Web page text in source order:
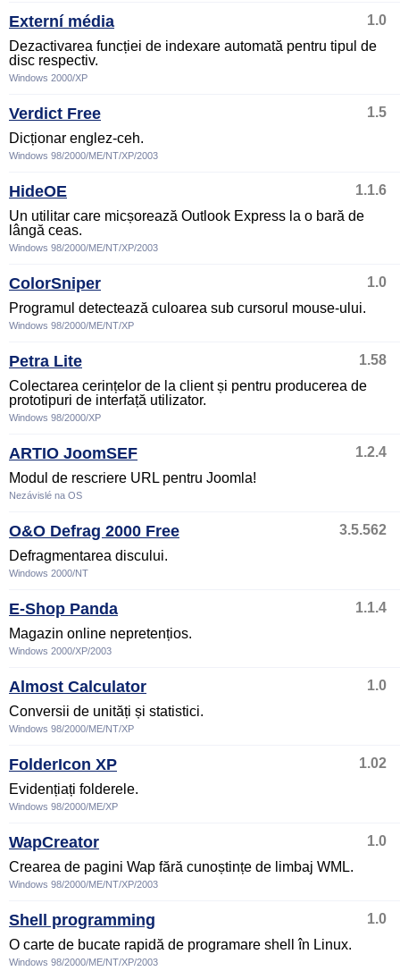
Externí média
1.0
Dezactivarea funcției de indexare automată pentru tipul de
disc respectiv.
Windows 2000/XP
Verdict Free
1.5
Dicționar englez-ceh.
Windows 98/2000/ME/NT/XP/2003
HideOE
1.1.6
Un utilitar care micșorează Outlook Express la o bară de
lângă ceas.
Windows 98/2000/ME/NT/XP/2003
ColorSniper
1.0
Programul detectează culoarea sub cursorul mouse-ului.
Windows 98/2000/ME/NT/XP
Petra Lite
1.58
Colectarea cerințelor de la client și pentru producerea de
prototipuri de interfață utilizator.
Windows 98/2000/XP
ARTIO JoomSEF
1.2.4
Modul de rescriere URL pentru Joomla!
Nezávislé na OS
O&O Defrag 2000 Free
3.5.562
Defragmentarea discului.
Windows 2000/NT
E-Shop Panda
1.1.4
Magazin online nepretențios.
Windows 2000/XP/2003
Almost Calculator
1.0
Conversii de unități și statistici.
Windows 98/2000/ME/NT/XP
FolderIcon XP
1.02
Evidențiați folderele.
Windows 98/2000/ME/XP
WapCreator
1.0
Crearea de pagini Wap fără cunoștințe de limbaj WML.
Windows 98/2000/ME/NT/XP/2003
Shell programming
1.0
O carte de bucate rapidă de programare shell în Linux.
Windows 98/2000/ME/NT/XP/2003